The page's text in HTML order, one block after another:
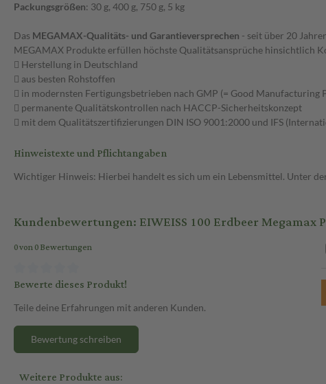
Packungsgrößen: 30 g, 400 g, 750 g, 5 kg
Das MEGAMAX-Qualitäts- und Garantieversprechen - seit über 20
MEGAMAX Produkte erfüllen höchste Qualitätsansprüche hinsichtlich
 Herstellung in Deutschland
 aus besten Rohstoffen
 in modernsten Fertigungsbetrieben nach GMP (= Good Manufacturing
 permanente Qualitätskontrollen nach HACCP-Sicherheitskonzept
 mit dem Qualitätszertifizierungen DIN ISO 9001:2000 und IFS
Hinweistexte und Pflichtangaben
Wichtiger Hinweis: Hierbei handelt es sich um ein Lebensmittel. Unter
Kundenbewertungen: EIWEISS 100 Erdbeer Megamax
0 von 0 Bewertungen
Bewerte dieses Produkt!
Teile deine Erfahrungen mit anderen Kunden.
Bewertung schreiben
Weitere Produkte aus: